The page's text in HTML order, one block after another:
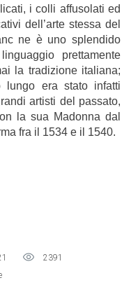
i colli affusolati ed
dell’arte stessa del
ne è uno splendido
prettamente
la tradizione italiana;
lungo era stato infatti
artisti del passato,
la sua Madonna dal
fra il 1534 e il 1540.
2391